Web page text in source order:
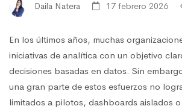
Daila Natera 17 febrero 2026
En los últimos años, muchas
iniciativas de analítica con un objetivo
decisiones basadas en datos. Sin
una gran parte de estos esfuerzos no
limitados a pilotos, dashboards aislados